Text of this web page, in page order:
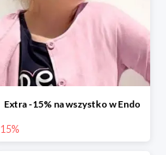
Extra -15% na wszystko w Endo
15%